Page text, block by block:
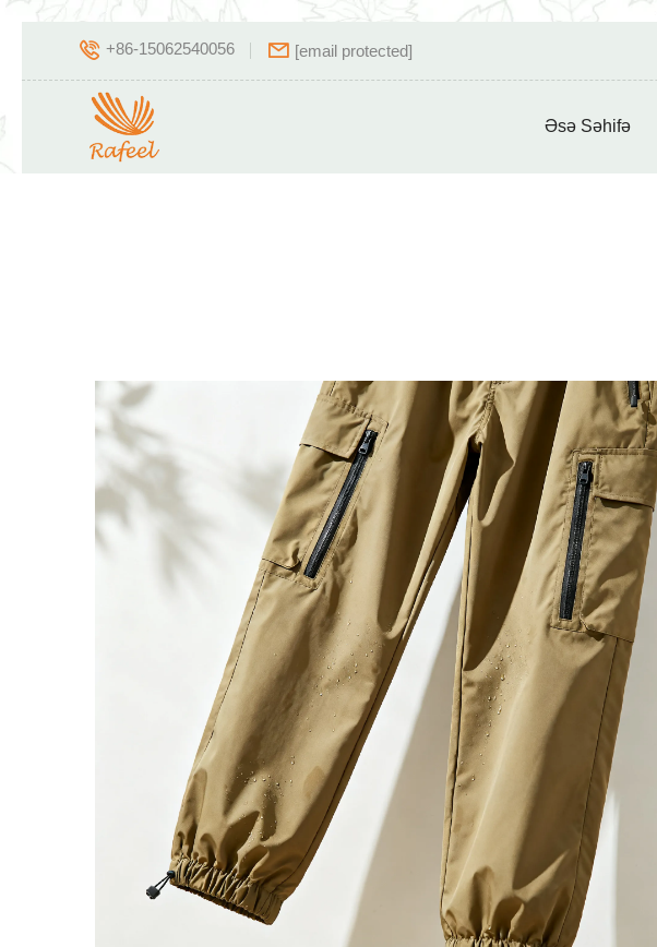
+86-15062540056 [email protected]
Əsə Səhifə